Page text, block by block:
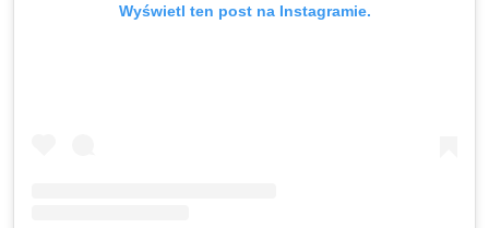
Wyświetl ten post na Instagramie.